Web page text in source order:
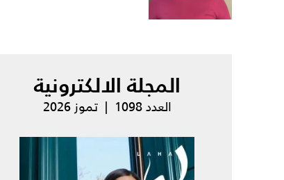
المجلة الالكترونية
العدد 1098 | تموز 2026